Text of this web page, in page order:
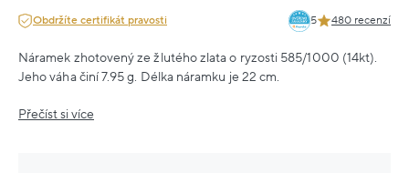
Obdržíte certifikát pravosti 5 480 recenzí
Náramek zhotovený ze žlutého zlata o ryzosti 585/1000 (14kt).
Jeho váha činí 7.95 g. Délka náramku je 22 cm.
Přečíst si více